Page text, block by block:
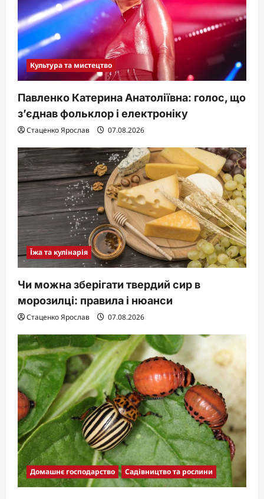
Культура та мистецтво
Павленко Катерина Анатоліївна: голос, що
з’єднав фольклор і електроніку
Стаценко Ярослав 07.08.2026
Їжа та кулінарія
Чи можна зберігати твердий сир в
морозилці: правила і нюанси
Стаценко Ярослав 07.08.2026
Домашнє господарство Садівництво та рослини